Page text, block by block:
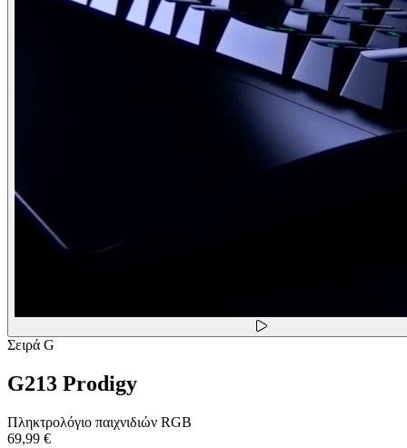
Σειρά G
G213 Prodigy
Πληκτρολόγιο παιχνιδιών RGB
69,99 €